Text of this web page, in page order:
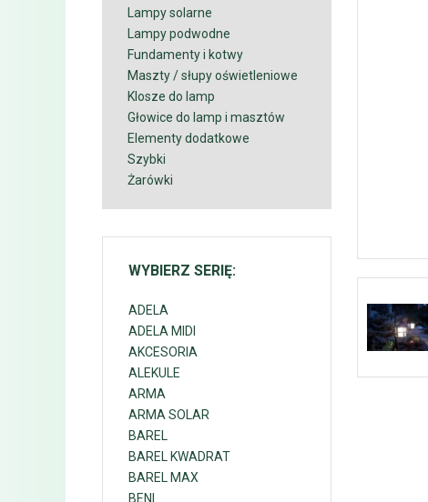
Lampy solarne
Lampy podwodne
Fundamenty i kotwy
Maszty / słupy oświetleniowe
Klosze do lamp
Głowice do lamp i masztów
Elementy dodatkowe
Szybki
Żarówki
WYBIERZ SERIĘ:
ADELA
ADELA MIDI
AKCESORIA
ALEKULE
ARMA
ARMA SOLAR
BAREL
BAREL KWADRAT
BAREL MAX
BENI